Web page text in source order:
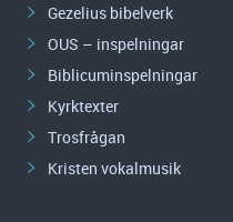
Gezelius bibelverk
OUS – inspelningar
Biblicuminspelningar
Kyrktexter
Trosfrågan
Kristen vokalmusik